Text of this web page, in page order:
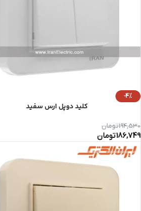
-4%
کلید دوپل ارس سفید
194,530تومان
186,749تومان